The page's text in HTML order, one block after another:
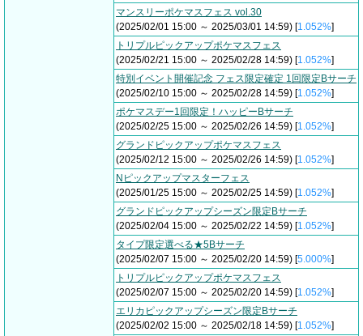
マンスリーポケマスフェス vol.30
(2025/02/01 15:00 ～ 2025/03/01 14:59) [1.052%]
トリプルピックアップポケマスフェス
(2025/02/21 15:00 ～ 2025/02/28 14:59) [1.052%]
特別イベント開催記念 フェス限定確定 1回限定Bサーチ
(2025/02/10 15:00 ～ 2025/02/28 14:59) [1.052%]
ポケマスデー1回限定！ハッピーBサーチ
(2025/02/25 15:00 ～ 2025/02/26 14:59) [1.052%]
グランドピックアップポケマスフェス
(2025/02/12 15:00 ～ 2025/02/26 14:59) [1.052%]
Nピックアップマスターフェス
(2025/01/25 15:00 ～ 2025/02/25 14:59) [1.052%]
グランドピックアップシーズン限定Bサーチ
(2025/02/04 15:00 ～ 2025/02/22 14:59) [1.052%]
タイプ限定選べる★5Bサーチ
(2025/02/07 15:00 ～ 2025/02/20 14:59) [5.000%]
トリプルピックアップポケマスフェス
(2025/02/07 15:00 ～ 2025/02/20 14:59) [1.052%]
エリカピックアップシーズン限定Bサーチ
(2025/02/02 15:00 ～ 2025/02/18 14:59) [1.052%]